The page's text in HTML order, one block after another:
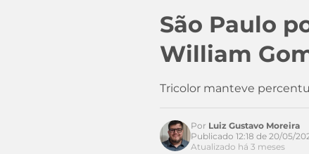
São Paulo
William
Tricolor manteve
Por Luiz Gustavo Moreira
Publicado 12:18 de 20/05/
Atualizado há 3 meses